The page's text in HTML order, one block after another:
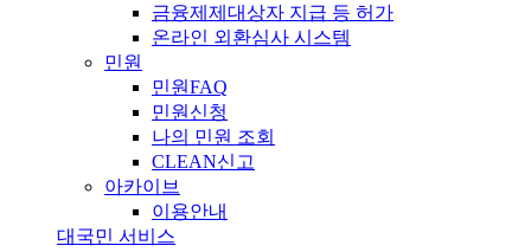
금융제제대상자 지급 등 허가
온라인 외환심사 시스템
민원
민원FAQ
민원신청
나의 민원 조회
CLEAN신고
아카이브
이용안내
대국민 서비스